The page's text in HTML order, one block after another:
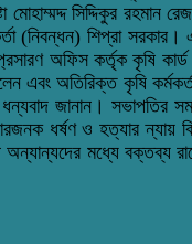
সিদ্দিকুর রহমান
(নিবন্ধন) শিপ্রা
অফিস কর্তৃক কৃষি
অতিরিক্ত কৃষি
জানান। সভাপতির
ধর্ষণ ও হত্যার ন্যায়
মধ্যে বক্তব্য